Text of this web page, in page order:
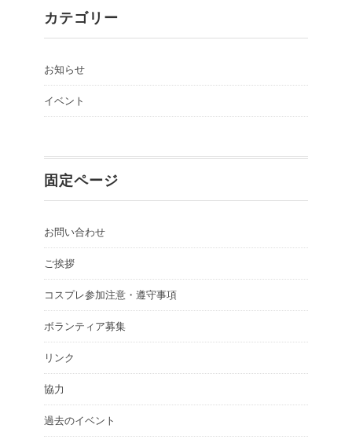
カテゴリー
お知らせ
イベント
固定ページ
お問い合わせ
ご挨拶
コスプレ参加注意・遵守事項
ボランティア募集
リンク
協力
過去のイベント